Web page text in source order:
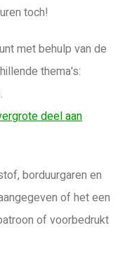
toch!
met behulp van de
thema's:
deel aan
borduurgaren en
of het een
of voorbedrukt